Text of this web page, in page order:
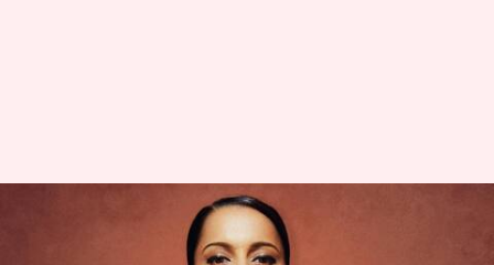
Kangana Ranaut: 'హోప్ లెస్ ప్లేస్' ..
బాలీవుడ్‌పై కంగనా రనౌత్ షాకింగ్